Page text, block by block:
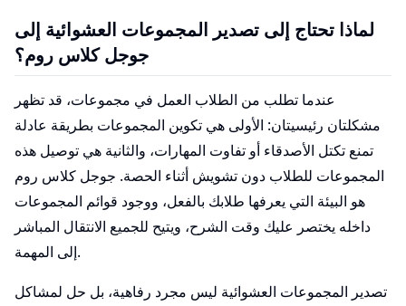
لماذا تحتاج إلى تصدير المجموعات العشوائية إلى
جوجل كلاس روم؟
عندما تطلب من الطلاب العمل في مجموعات، قد تظهر
مشكلتان رئيسيتان: الأولى هي تكوين المجموعات بطريقة عادلة
تمنع تكتل الأصدقاء أو تفاوت المهارات، والثانية هي توصيل هذه
المجموعات للطلاب دون تشويش أثناء الحصة. جوجل كلاس روم
هو البيئة التي يعرفها طلابك بالفعل، ووجود قوائم المجموعات
داخله يختصر عليك وقت الشرح، ويتيح للجميع الانتقال المباشر
إلى المهمة.
تصدير المجموعات العشوائية ليس مجرد رفاهية، بل حل لمشاكل